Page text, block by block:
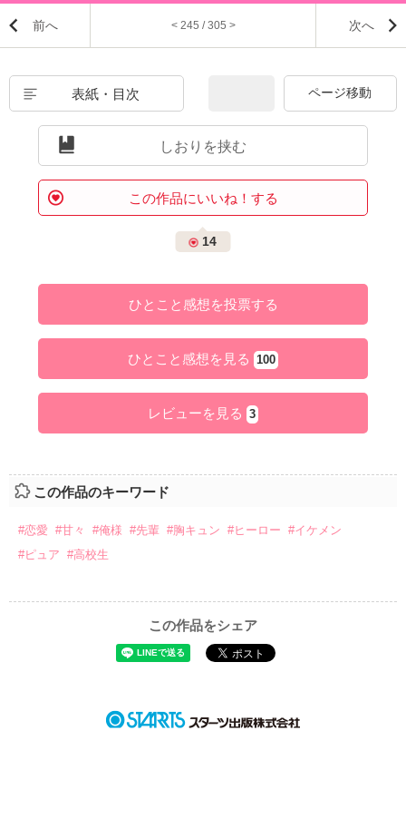
前へ < 245 / 305 > 次へ
表紙・目次
しおりを挟む
この作品にいいね！する
14
ひとこと感想を投票する
ひとこと感想を見る 100
レビューを見る 3
この作品のキーワード
#恋愛 #甘々 #俺様 #先輩 #胸キュン #ヒーロー #イケメン
#ピュア #高校生
この作品をシェア